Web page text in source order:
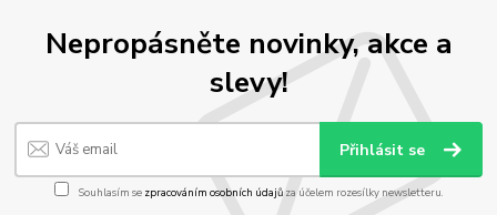
Nepropásněte novinky, akce a
slevy!
Přihlásit se
Souhlasím se zpracováním osobních údajůza účelem rozesílky newsletteru.